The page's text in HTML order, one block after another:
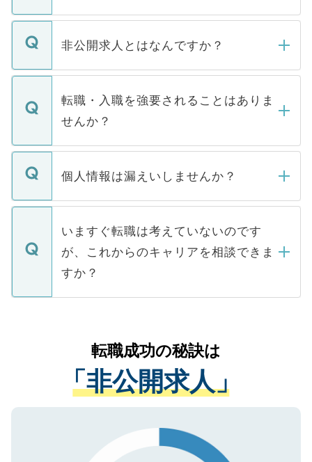
ご登録いただきましたら、弊社担当者がご
登録内容を確認し、その後メールもしくは
ます。通常、5営業日以内にはご連絡をせて
いただきますので、しばらくお待ちくださ
非公開求人とはなんですか？
マイナビDOCTORで取り扱っている求人の
うち約3割は、Webサイトからご覧いただ
けない「非公開求人」です。非公開求人は
下記の理由によって、一般には公開してい
ません。
■応募殺到を避けるため 人気のある医療機
関を公にしてしまうと、応募が殺到する場
に、医療機関が求める条件に合った人材の
みを人材紹介会社に依頼するケースが増え
ています。
転職・入職を強要されることはありま
せんか？
転職・入職を強要することは一切ありませ
ん。また、仮に応募先から内定をいただい
定を承諾する必要はありません。内定先へ
の辞退の連絡はキャリアパートナーが行い
個人情報は漏えいしませんか？
個人情報が漏えいすることはありませんの
で、ご安心ください。当サイトからの登録
などで収集したご登録者様の個人情報は、
ご本人のキャリアアップおよび転職活動の
支援を目的に使用いたします。お預かりし
ているすべての個人データはご本人の許可
は、個人情報の取り扱いについての厳密な
管理基準を満たした事業者のみに付与され
る、プライバシーマークを取得済みです。
で、機密保持に関してもご安心ください。
いますぐ転職は考えていないのです
が、これからのキャリアを相談できま
すか？
かがいして、現在の医療機関の状況や紹介
経験をまじえながら、適切なアドバイスを
させていただきます。すぐにご転職をされ
ない方には、長期的なサポートが可能です
ので、まずはご登録ください。
転職成功の秘訣は
「非公開求人」